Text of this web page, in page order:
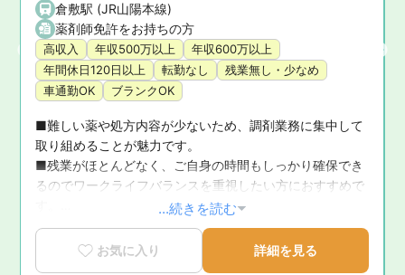
倉敷駅 (JR山陽本線)
薬剤師免許をお持ちの方
高収入 年収500万以上
年収600万以上
年間休日120日以上
転勤なし
残業無し・少なめ
車通勤OK
ブランクOK
■難しい薬や処方内容が少ないため、調剤業務に集中して
取り組めることが魅力です。
■残業がほとんどなく、ご自身の時間もしっかり確保でき
るのでワークライフバランスを重視したい方におすすめで
■休日当番もなく、木日祝と土曜午後も休みのため、充実
したプライベートを過ごせます。
...続きを読む
お気に入り 詳細を見る